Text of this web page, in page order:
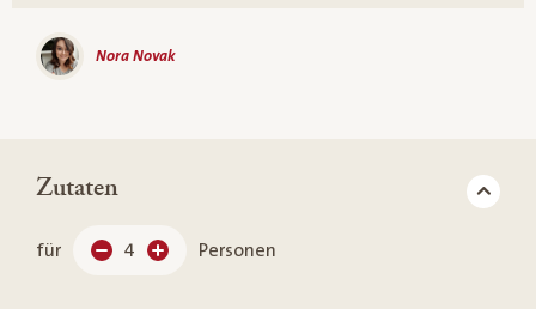
Nora Novak
Zutaten
für 4 Personen